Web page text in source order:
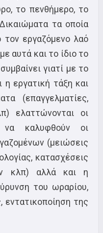
το πενθήμερο, το
τα οποία
τον εργαζόμενο λαό
αυτά και το ίδιο το
γιατί με το
η εργατική τάξη και
(επαγγελματίες,
ελαττώνονται οι
να καλυφθούν οι
(μειώσεις
κατασχέσεις
κλπ) αλλά και η
του ωραρίου,
εντατικοποίηση της